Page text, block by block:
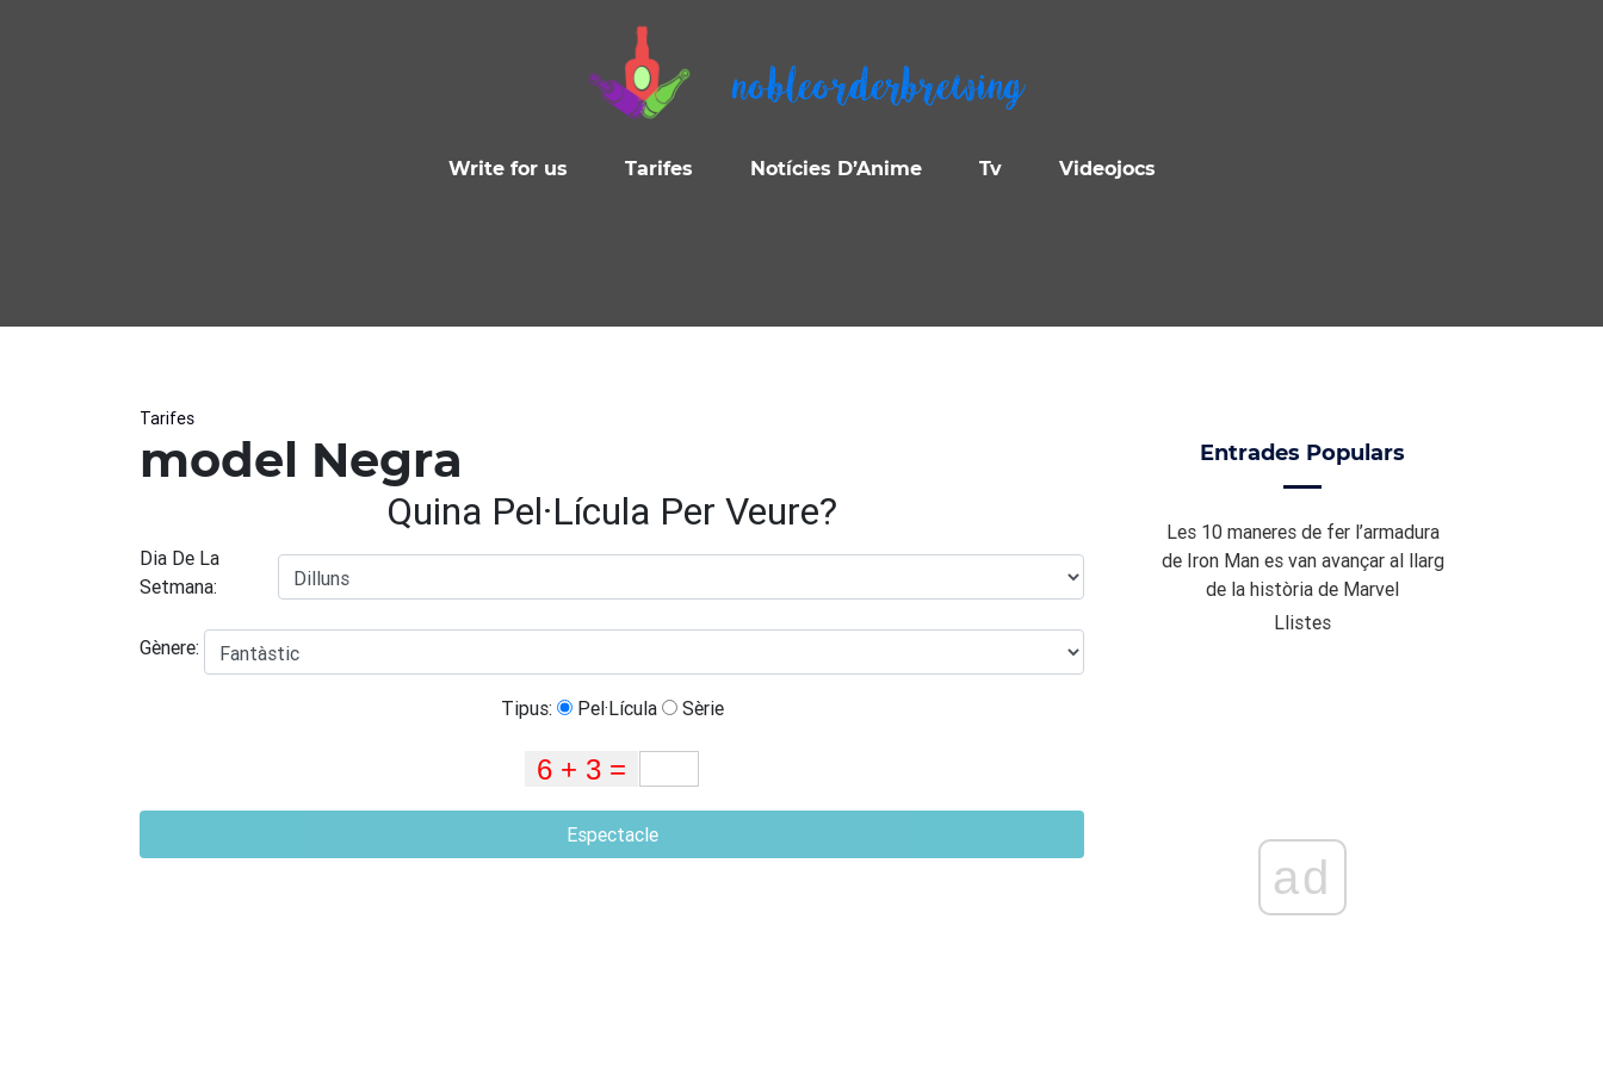
nobleorderbrewing
Write for us Tarifes Notícies D’Anime Tv Videojocs
Tarifes
model Negra
Quina Pel·Lícula Per Veure?
Dia De La
Setmana:
Gènere:
Tipus: Pel·Lícula Sèrie
Espectacle
Entrades Populars
Les 10 maneres de fer l’armadura
de Iron Man es van avançar al llarg
de la història de Marvel
Llistes
ad